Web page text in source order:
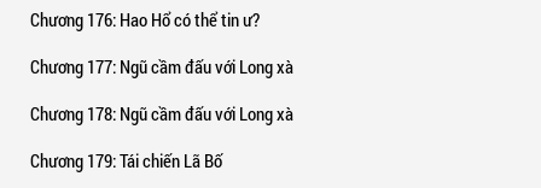
Chương 176: Hao Hổ có thể tin ư?
Chương 177: Ngũ cầm đấu với Long xà
Chương 178: Ngũ cầm đấu với Long xà
Chương 179: Tái chiến Lã Bố